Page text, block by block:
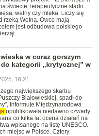
świecie, terapeutyczne stado
wełny czy mleka. Liczy się
Wełną. Owce mają
jest odbudowa polskiego
w coraz gorszym
do kategorii „krytycznej” w
16:21
największego skarbu
Białowieskiej, spadł do
informuje Międzynarodowa
opublikowała niedawno czwarty
co kilka lat ocena działań na
wpisanego na listę UNESCO.
miejsc w Polsce. Cztery